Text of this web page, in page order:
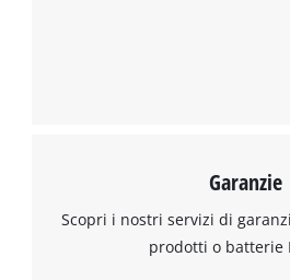
the site with their
Powered by
Garanzie
Scopri i nostri servizi di
prodotti o batterie